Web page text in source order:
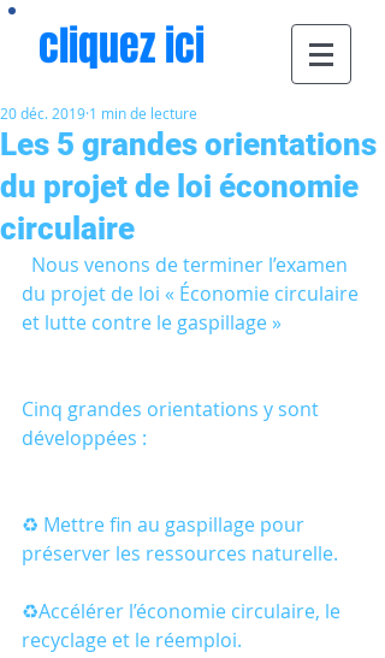
cliquez ici
Les 5 grandes orientations
du projet de loi économie
circulaire
20 déc. 2019 1 min de lecture
du projet de loi « Économie circulaire
et lutte contre le gaspillage »
Cinq grandes orientations y sont
développées :
♻️ Mettre fin au gaspillage pour
préserver les ressources naturelle.
♻️Accélérer l’économie circulaire, le
recyclage et le réemploi.